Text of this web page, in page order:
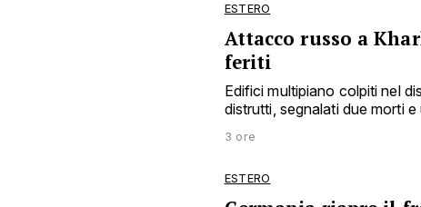
ESTERO
Attacco russo a
feriti
Edifici multipiano colpiti nel
distrutti, segnalati due morti
3 ore
ESTERO